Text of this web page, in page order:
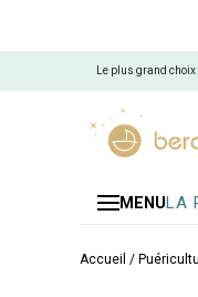
Le plus grand
MENULA
Accueil /